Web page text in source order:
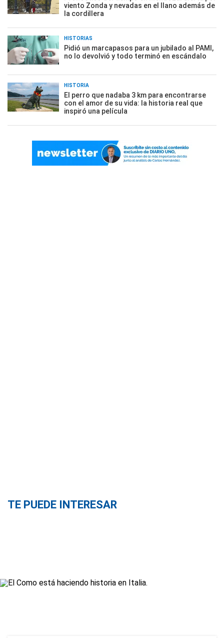
viento Zonda y nevadas en el llano además de
la cordillera
HISTORIAS
Pidió un marcapasos para un jubilado al PAMI,
no lo devolvió y todo terminó en escándalo
HISTORIA
El perro que nadaba 3 km para encontrarse
con el amor de su vida: la historia real que
inspiró una película
TE PUEDE INTERESAR